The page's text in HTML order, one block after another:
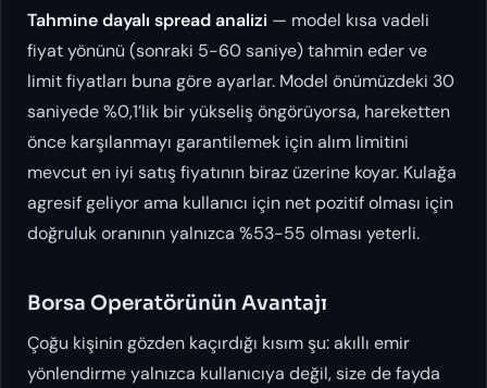
Tahmine dayalı spread analizi — model kısa vadeli
fiyat yönünü (sonraki 5-60 saniye) tahmin eder ve
limit fiyatları buna göre ayarlar. Model önümüzdeki 30
saniyede %0,1’lik bir yükseliş öngörüyorsa, hareketten
önce karşılanmayı garantilemek için alım limitini
mevcut en iyi satış fiyatının biraz üzerine koyar. Kulağa
agresif geliyor ama kullanıcı için net pozitif olması için
doğruluk oranının yalnızca %53-55 olması yeterli.
Borsa Operatörünün Avantajı
Çoğu kişinin gözden kaçırdığı kısım şu: akıllı emir
yönlendirme yalnızca kullanıcıya değil,sizede fayda